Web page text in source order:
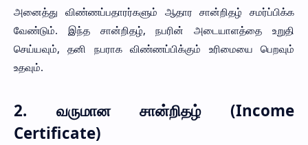
அனைத்து விண்ணப்பதாரர்களும் ஆதார சான்றிதழ் சமர்ப்பிக்க
வேண்டும். இந்த சான்றிதழ், நபரின் அடையாளத்தை உறுதி
செய்யவும், தனி நபராக விண்ணப்பிக்கும் உரிமையை பெறவும்
உதவும்.
2. வருமான சான்றிதழ் (Income
Certificate)